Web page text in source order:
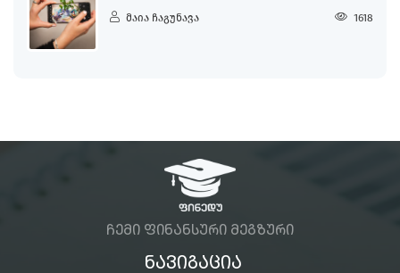
მაია ჩაგუნავა 1618
ᲩᲔᲛᲘ ᲤᲘᲜᲐᲜᲡᲣᲠᲘ ᲛᲔᲒᲖᲣᲠᲘ
ᲜᲐᲕᲘᲒᲐᲪᲘᲐ